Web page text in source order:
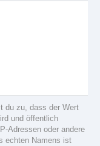
du zu, dass der Wert
und öffentlich
Adressen oder andere
echten Namens ist